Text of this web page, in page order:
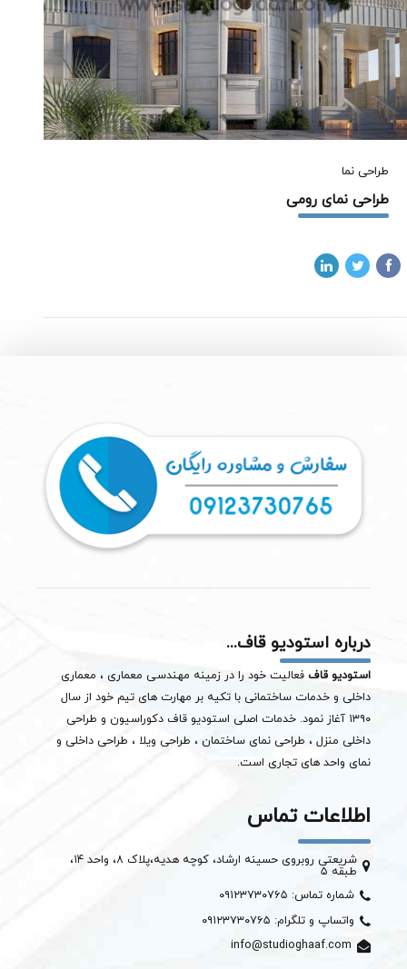
طراحی نما
طراحی نمای رومی
درباره استودیو قاف...
استودیو قاف فعالیت خود را در زمینه مهندسی معماری ، معماری
داخلی و خدمات ساختمانی با تکیه بر مهارت های تیم خود از سال
۱۳۹۰ آغاز نمود. خدمات اصلی استودیو قاف دکوراسیون و طراحی
داخلی منزل ، طراحی نمای ساختمان ، طراحی ویلا ، طراحی داخلی و
نمای واحد های تجاری است.
اطلاعات تماس
شریعتی روبروی حسینه ارشاد، کوچه هدیه،پلاک ۸، واحد ۱۴،
طبقه ۵
شماره تماس: ۰۹۱۲۳۷۳۰۷۶۵
واتساپ و تلگرام: ۰۹۱۲۳۷۳۰۷۶۵
info@studioghaaf.com